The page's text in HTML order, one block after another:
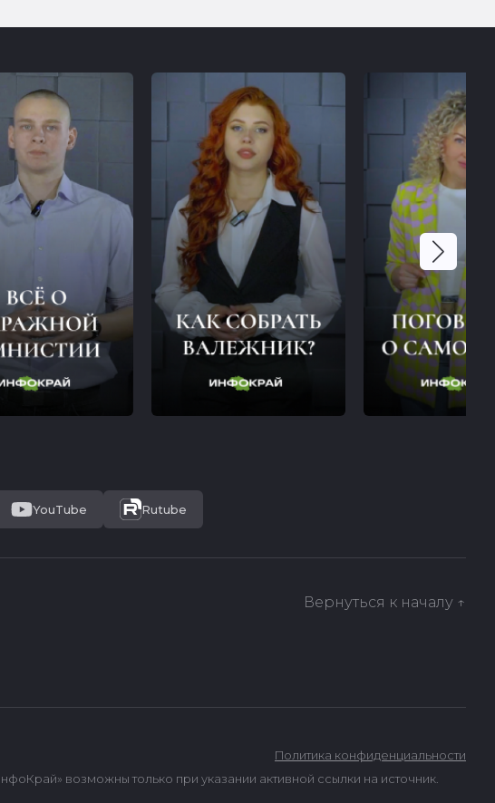
YouTube Rutube
Вернуться к началу ↑
Политика конфиденциальности
возможны только при указании активной ссылки на источник.